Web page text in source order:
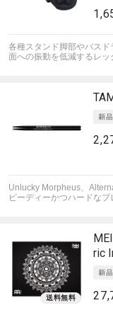
各種スタンド脚部やバス
面への振動を低減するレッ
Unlucky Morpheus、
ピーディーかつハードな
ric